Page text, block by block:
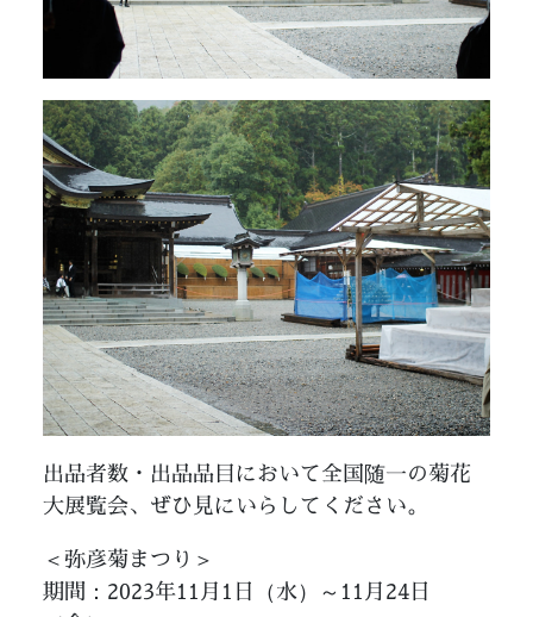
出品者数・出品品目において全国随一の菊花
大展覧会、ぜひ見にいらしてください。
＜弥彦菊まつり＞
期間：2023年11月1日（水）～11月24日